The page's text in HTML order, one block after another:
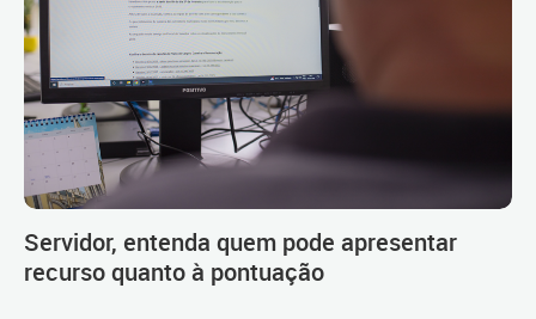
Servidor, entenda quem pode apresentar
recurso quanto à pontuação